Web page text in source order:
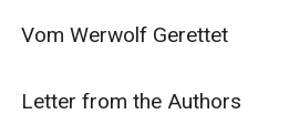
Vom Werwolf Gerettet
Letter from the Authors